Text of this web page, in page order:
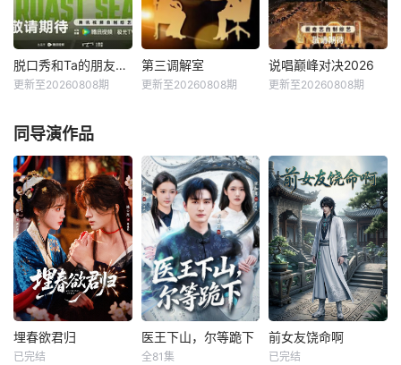
造，探索&amp;qu
ot;在不够理想的环
境中，如何创造理
想生活&amp;quot;
的时代命题。这是
人秀。此次，合伙
人们将进一步深入
更全面真实的经营
生态，全力助推国
货出海，打造汇聚
引入“竞演+合宿”的
双线叙事，演员们
不仅在这里同台竞
演，还要在一起合
宿生活，并在过程
脱口秀和Ta的朋友们第三季（加更版）
脱口秀顶级竞技舞
台，年度热梗发源
地，2026夏天准时
快乐
脱口秀和Ta的朋友们第三季（加更版）
更新至20260808期
第三调解室
调解室，说法，说
理，说亲情。第三
调解室是国内第一
档具有法律效力的
排解矛盾、化解纠
纷的电视节目。 &a
mp;nbsp; &amp;nb
sp; &amp;nbsp; &a
mp;nbsp; &amp;nb
sp; &amp;nbsp;
第三调解室
更新至20260808期
说唱巅峰对决2026
期日 12点更1#202
6爱桃综快乐不重
样# #说唱十周年
巅峰对决#全新升
级归来，这次不止
比技术，更要玩灵
魂共振！最顶的舞
台+最真的故事，
让每个beat都成为
年轻态度的发生
器。十
说唱巅峰对决2026
更新至20260808期
同导演作品
埋春欲君归
埋春欲君归
已完结
医王下山，尔等跪下
医王下山，尔等跪下
全81集
前女友饶命啊
前女友饶命啊
已完结